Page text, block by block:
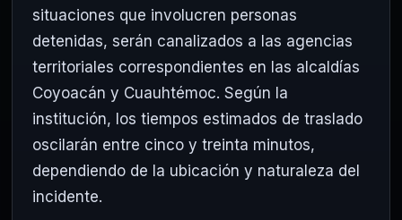
situaciones que involucren personas
detenidas, serán canalizados a las agencias
territoriales correspondientes en las alcaldías
Coyoacán y Cuauhtémoc. Según la
institución, los tiempos estimados de traslado
oscilarán entre cinco y treinta minutos,
dependiendo de la ubicación y naturaleza del
incidente.